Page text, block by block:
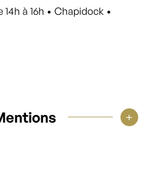
à 16h • Chapidock •